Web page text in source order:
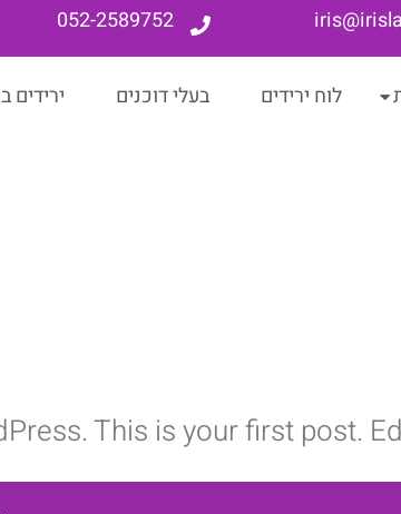
052-2589752
לוח ירידים בעלי דוכנים ירידים
This is your first post.